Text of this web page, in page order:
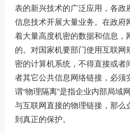
表的新兴技术的广泛应用，各政
信息技术开展大量业务。在政府
着大量高度机密的数据和信息，
的。对国家机要部门使用互联
密的计算机系统，不得直接或
者其它公共信息网络链接，必须
谓“物理隔离”是指企业内部局域
与互联网直接的物理链接，那么
到真正的保护。